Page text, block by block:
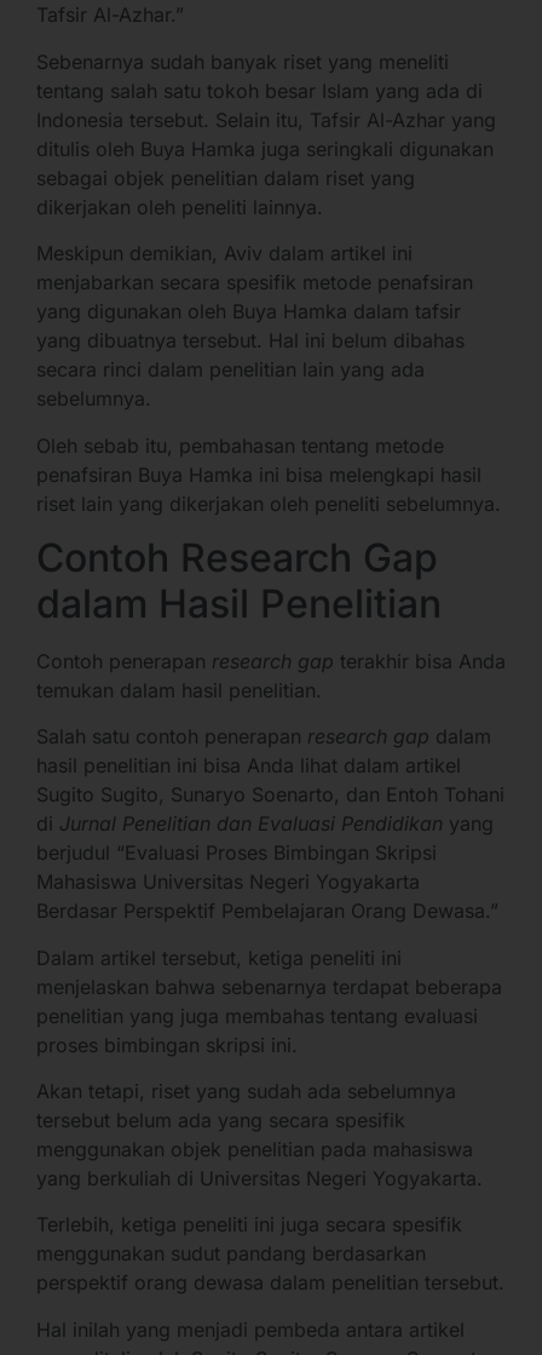
Tafsir Al-Azhar.”
Sebenarnya sudah banyak riset yang meneliti
tentang salah satu tokoh besar Islam yang ada di
Indonesia tersebut. Selain itu, Tafsir Al-Azhar yang
ditulis oleh Buya Hamka juga seringkali digunakan
sebagai objek penelitian dalam riset yang
dikerjakan oleh peneliti lainnya.
Meskipun demikian, Aviv dalam artikel ini
menjabarkan secara spesifik metode penafsiran
yang digunakan oleh Buya Hamka dalam tafsir
yang dibuatnya tersebut. Hal ini belum dibahas
secara rinci dalam penelitian lain yang ada
sebelumnya.
Oleh sebab itu, pembahasan tentang metode
penafsiran Buya Hamka ini bisa melengkapi hasil
riset lain yang dikerjakan oleh peneliti sebelumnya.
Contoh Research Gap
dalam Hasil Penelitian
Contoh penerapan research gap terakhir bisa Anda
temukan dalam hasil penelitian.
Salah satu contoh penerapan research gap dalam
hasil penelitian ini bisa Anda lihat dalam artikel
Sugito Sugito, Sunaryo Soenarto, dan Entoh Tohani
di Jurnal Penelitian dan Evaluasi Pendidikan yang
berjudul “Evaluasi Proses Bimbingan Skripsi
Mahasiswa Universitas Negeri Yogyakarta
Berdasar Perspektif Pembelajaran Orang Dewasa.”
Dalam artikel tersebut, ketiga peneliti ini
menjelaskan bahwa sebenarnya terdapat beberapa
penelitian yang juga membahas tentang evaluasi
proses bimbingan skripsi ini.
Akan tetapi, riset yang sudah ada sebelumnya
tersebut belum ada yang secara spesifik
menggunakan objek penelitian pada mahasiswa
yang berkuliah di Universitas Negeri Yogyakarta.
Terlebih, ketiga peneliti ini juga secara spesifik
menggunakan sudut pandang berdasarkan
perspektif orang dewasa dalam penelitian tersebut.
Hal inilah yang menjadi pembeda antara artikel